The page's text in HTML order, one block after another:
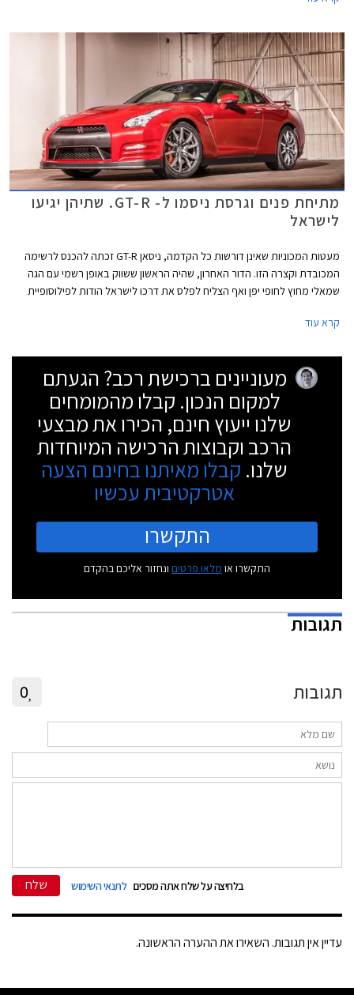
מתיחת פנים וגרסת ניסמו ל- GT-R. שתיהן יגיעו
לישראל
מעטות המכוניות שאינן דורשות כל הקדמה, ניסאן GT-R זכתה להכנס לרשימה
המכובדת וקצרה הזו. הדור האחרון, שהיה הראשון ששווק באופן רשמי עם הגה
שמאלי מחוץ לחופי יפן ואף הצליח לפלס את דרכו לישראל הודות לפילוסופיית
להופיע במפגשי רכבים ברחבי הארץ ולהציג את רכבי הספורט שלה.
קרא עוד
מעוניינים ברכישת רכב? הגעתם
למקום הנכון. קבלו מהמומחים
שלנו ייעוץ חינם, הכירו את מבצעי
הרכב וקבוצות הרכישה המיוחדות
שלנו. קבלו מאיתנו בחינם הצעה
אטרקטיבית עכשיו
התקשרו
התקשרו או מלאו פרטים ונחזור אליכם בהקדם
תגובות
תגובות 0
בלחיצה על שלח אתה מסכים לתנאי השימוש שלח
עדיין אין תגובות. השאירו את ההערה הראשונה.